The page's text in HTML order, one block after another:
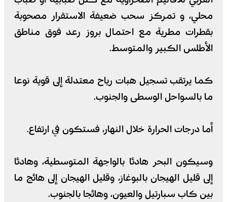
محلي، و تمركز سحب ضعيفة الاستقرار مصحوبة
بقطرات مطرية مع احتمال بروز رعد فوق مناطق
الأطلس الكبير والمتوسط.
كما يرتقب تسجيل هبات رياح معتدلة إلى قوية نوعا
ما بالسواحل الوسطى والجنوب.
أما درجات الحرارة خلال النهار، فستكون في ارتفاع.
وسيكون البحر هادئا بالواجهة المتوسطية، وهادئا
إلى قليل الهيجان بالبوغاز، وقليل الهيجان إلى هائج ما
بين كاب سبارتيل والعيون، وهائجا بالجنوب.